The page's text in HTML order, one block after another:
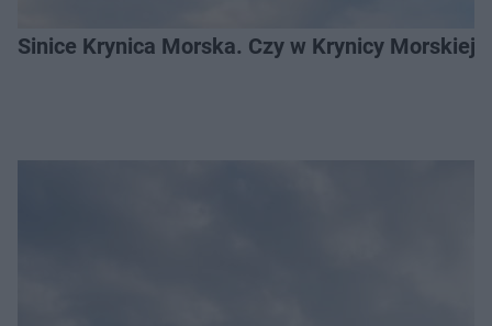
Sinice Krynica Morska. Czy w Krynicy Morskiej